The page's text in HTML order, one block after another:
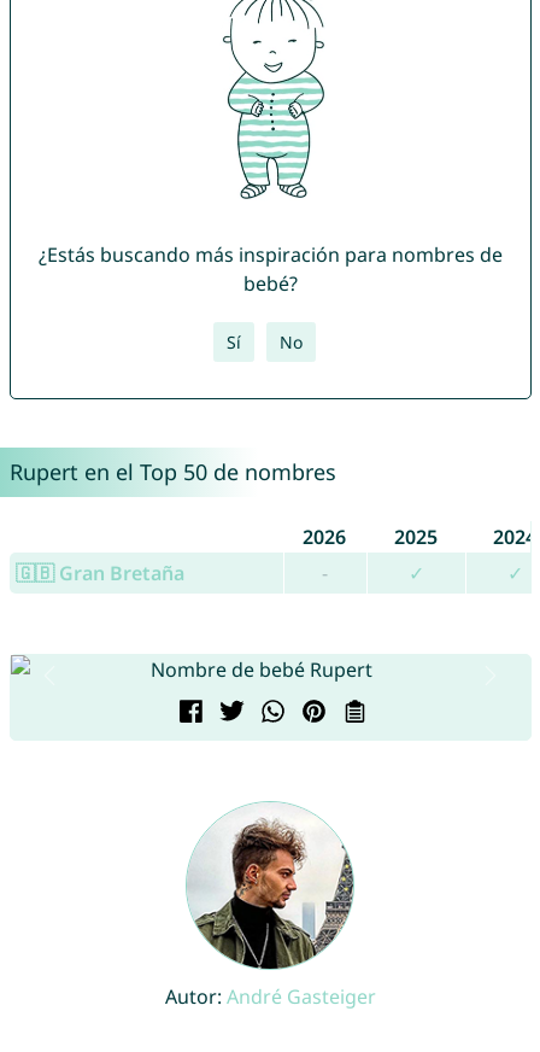
¿Estás buscando más inspiración para nombres de
bebé?
Sí No
Rupert en el Top 50 de nombres
2026 2025
2024
🇬🇧 Gran Bretaña
- ✓ ✓
Autor: André Gasteiger